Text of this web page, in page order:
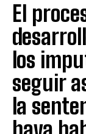
El
los
seguir
la